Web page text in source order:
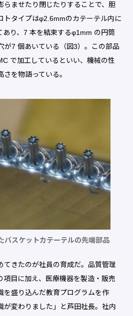
らませたり閉じたりすることで、胆
トタイプはφ2.6mmのカテーテル内に
あり、7 本を結束するφ1mm の円筒
が7 個あいている（図3）。この部品
で加工しているといい、機械の性
を物語っている。
スケットカテーテルの先端部品
きたのが社員の育成だ。品質管理
項目に加え、医療機器を製造・販売
を盛り込んだ教育プログラムを作
が変わりました」と芦田社長。社内